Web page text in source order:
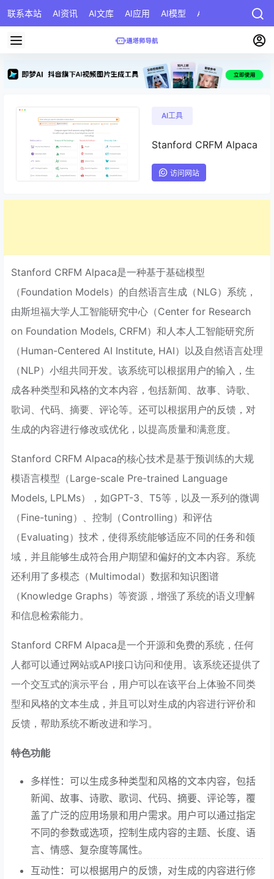
联系本站 AI资讯 AI文库 AI应用 AI模型 AI公司 AI提示词
AI工具
Stanford CRFM Alpaca
访问网站
Stanford CRFM Alpaca是一种基于基础模型
（Foundation Models）的自然语言生成（NLG）系统，
由斯坦福大学人工智能研究中心（Center for Research
on Foundation Models, CRFM）和人本人工智能研究所
（Human-Centered AI Institute, HAI）以及自然语言处理
（NLP）小组共同开发。该系统可以根据用户的输入，生
成各种类型和风格的文本内容，包括新闻、故事、诗歌、
歌词、代码、摘要、评论等。还可以根据用户的反馈，对
生成的内容进行修改或优化，以提高质量和满意度。
Stanford CRFM Alpaca的核心技术是基于预训练的大规
模语言模型（Large-scale Pre-trained Language
Models, LPLMs），如GPT-3、T5等，以及一系列的微调
（Fine-tuning）、控制（Controlling）和评估
（Evaluating）技术，使得系统能够适应不同的任务和领
域，并且能够生成符合用户期望和偏好的文本内容。系统
还利用了多模态（Multimodal）数据和知识图谱
（Knowledge Graphs）等资源，增强了系统的语义理解
和信息检索能力。
Stanford CRFM Alpaca是一个开源和免费的系统，任何
人都可以通过网站或API接口访问和使用。该系统还提供了
一个交互式的演示平台，用户可以在该平台上体验不同类
型和风格的文本生成，并且可以对生成的内容进行评价和
反馈，帮助系统不断改进和学习。
特色功能
多样性：可以生成多种类型和风格的文本内容，包括
新闻、故事、诗歌、歌词、代码、摘要、评论等，覆
盖了广泛的应用场景和用户需求。用户可以通过指定
不同的参数或选项，控制生成内容的主题、长度、语
言、情感、复杂度等属性。
互动性：可以根据用户的反馈，对生成的内容进行修